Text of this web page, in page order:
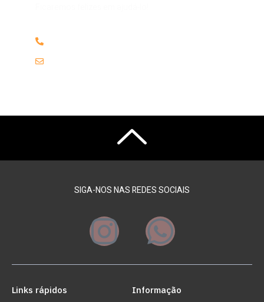
SIGA-NOS NAS REDES SOCIAIS
Links rápidos Informação